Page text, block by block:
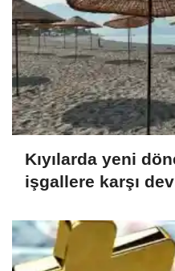
Kıyılarda yeni
işgallere karşı